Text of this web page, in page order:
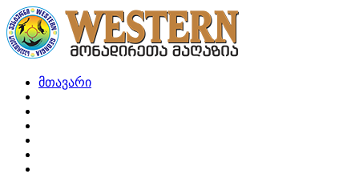
მთავარი